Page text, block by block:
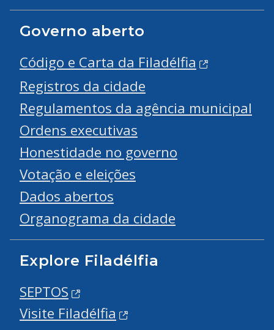
Governo aberto
Código e Carta da Filadélfia
Registros da cidade
Regulamentos da agência municipal
Ordens executivas
Honestidade no governo
Votação e eleições
Dados abertos
Organograma da cidade
Explore Filadélfia
SEPTOS
Visite Filadélfia